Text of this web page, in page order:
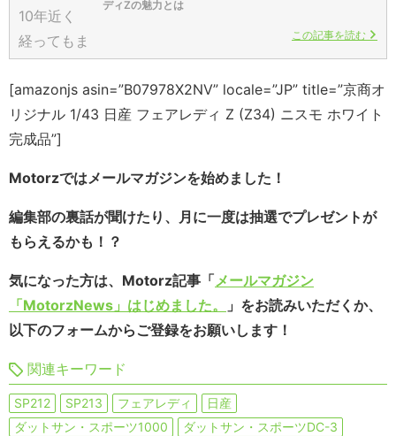
ディZの魅力とは
この記事を読む
[amazonjs asin=”B07978X2NV” locale=”JP” title=”京商オ
リジナル 1/43 日産 フェアレディ Z (Z34) ニスモ ホワイト
完成品”]
Motorzではメールマガジンを始めました！
編集部の裏話が聞けたり、月に一度は抽選でプレゼントが
もらえるかも！？
気になった方は、Motorz記事「メールマガジン
「MotorzNews」はじめました。
」をお読みいただくか、
以下のフォームからご登録をお願いします！
関連キーワード
SP212 SP213 フェアレディ
日産
ダットサン・スポーツ1000
ダットサン・スポーツDC-3